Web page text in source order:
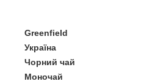
Greenfield
Україна
Чорний чай
Моночай